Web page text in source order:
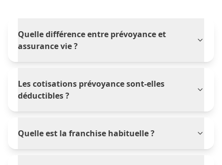
Quelle différence entre prévoyance et
assurance vie ?
Les cotisations prévoyance sont-elles
déductibles ?
Quelle est la franchise habituelle ?